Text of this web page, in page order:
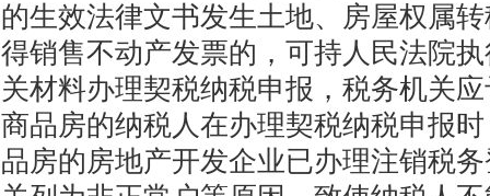
的生效法律文书发生土地、房屋权属
得销售不动产发票的，可持人民法院
关材料办理契税纳税申报，税务机关
商品房的纳税人在办理契税纳税申报
品房的房地产开发企业已办理注销税